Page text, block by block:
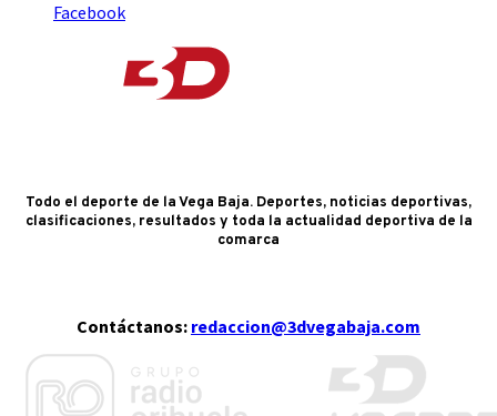
Facebook
Todo el deporte de la Vega Baja. Deportes, noticias deportivas,
clasificaciones, resultados y toda la actualidad deportiva de la
comarca
Contáctanos: redaccion@3dvegabaja.com